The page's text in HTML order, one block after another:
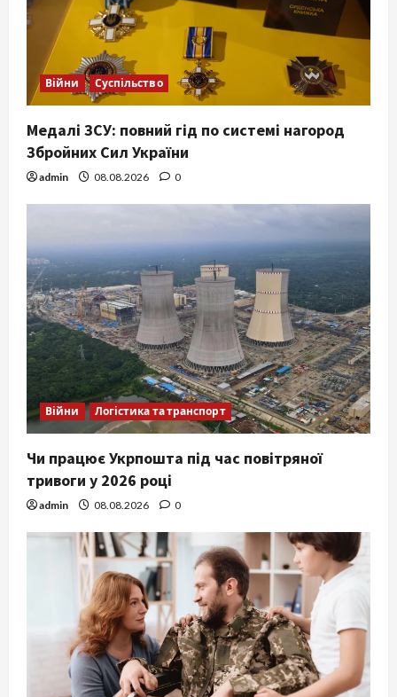
Війни Суспільство
Медалі ЗСУ: повний гід по системі нагород
Збройних Сил України
admin 08.08.2026 0
Війни Логістика та транспорт
Чи працює Укрпошта під час повітряної
тривоги у 2026 році
admin 08.08.2026 0